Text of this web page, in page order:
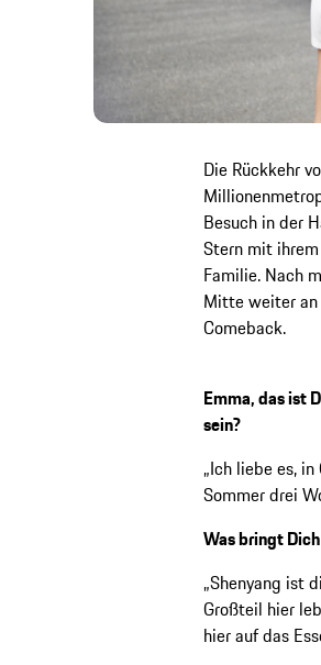
Die Rückkehr
Besuch in der
Stern mit
Familie. Nach
Mitte weiter an
Comeback.
Emma, das ist
sein?
„Ich liebe es,
Sommer drei
Was bringt
„Shenyang ist
Großteil hier
hier auf das